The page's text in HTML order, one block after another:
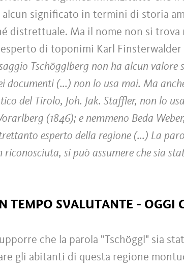
alcun significato in termini di storia
distrettuale. Ma il nome non si trova
di toponimi Karl Finsterwalder
Tschögglberg non ha alcun valore
documenti (...) non lo usa mai. Ma
del Tirolo, Joh. Jak. Staffler, non lo
(1846); e nemmeno Beda
esperto della regione (...) La
si può assumere che sia
TEMPO SVALUTANTE - OGGI
che la parola "Tschöggl" sia
gli abitanti di questa regione